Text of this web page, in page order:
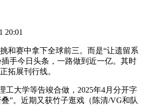
20:01
赛中拿下全球前三。而是“让遗留系
手今日头条，一路做到近一亿。其时
拓展刊行线。
大学等告竣合做，2025年4月分开字
”。近期又获竹子逛戏（陈清/VG和队